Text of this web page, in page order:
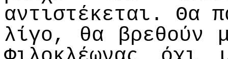
αντιστέκεται. Θα
λίγο, θα βρεθούν